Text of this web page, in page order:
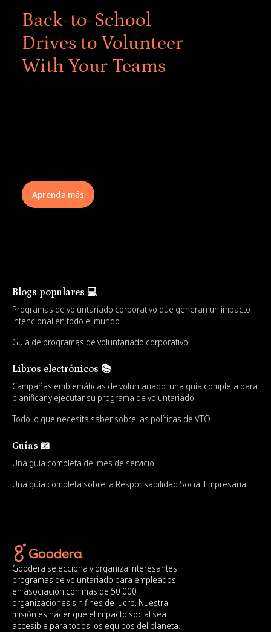
Back-to-School
Drives to Volunteer
With Your Teams
Aprenda más
Blogs populares 💻
Programas de voluntariado corporativo que generan un impacto
intencional en todo el mundo
Guía de programas de voluntariado corporativo
Libros electrónicos 📚
Campañas emblemáticas de voluntariado: una guía completa para
planificar y ejecutar su programa de voluntariado
Todo lo que necesita saber sobre las políticas de VTO
Guías 📖
Una guía completa del mes de servicio
Una guía completa sobre la Responsabilidad Social Empresarial
Goodera selecciona y organiza interesantes
programas de voluntariado para empleados,
en asociación con más de 50 000
organizaciones sin fines de lucro. Nuestra
misión es hacer que el impacto social sea
accesible para todos los equipos del planeta.